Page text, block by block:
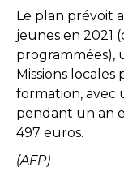
Le plan prévoit
jeunes en 2021
programmées),
Missions locales
formation, avec
pendant un an
497 euros.
(AFP)